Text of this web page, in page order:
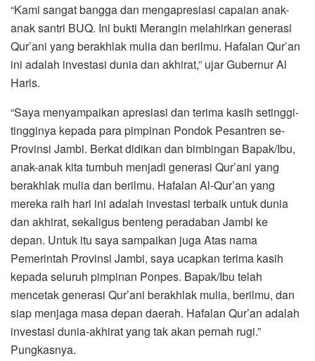
“Kami sangat bangga dan mengapresiasi capaian anak-
anak santri BUQ. Ini bukti Merangin melahirkan generasi
Qur’ani yang berakhlak mulia dan berilmu. Hafalan Qur’an
ini adalah investasi dunia dan akhirat,” ujar Gubernur Al
Haris.
“Saya menyampaikan apresiasi dan terima kasih setinggi-
tingginya kepada para pimpinan Pondok Pesantren se-
Provinsi Jambi. Berkat didikan dan bimbingan Bapak/Ibu,
anak-anak kita tumbuh menjadi generasi Qur’ani yang
berakhlak mulia dan berilmu. Hafalan Al-Qur’an yang
mereka raih hari ini adalah investasi terbaik untuk dunia
dan akhirat, sekaligus benteng peradaban Jambi ke
depan. Untuk itu saya sampaikan juga Atas nama
Pemerintah Provinsi Jambi, saya ucapkan terima kasih
kepada seluruh pimpinan Ponpes. Bapak/Ibu telah
mencetak generasi Qur’ani berakhlak mulia, berilmu, dan
siap menjaga masa depan daerah. Hafalan Qur’an adalah
investasi dunia-akhirat yang tak akan pernah rugi.”
Pungkasnya.